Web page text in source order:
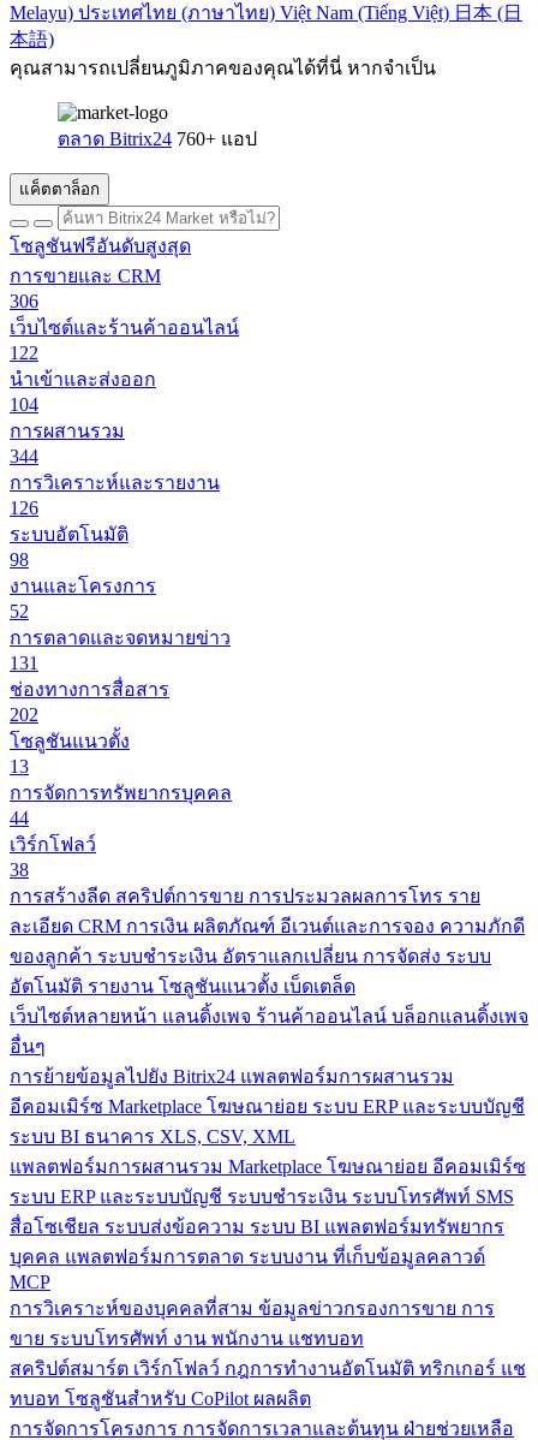
Melayu) ประเทศไทย (ภาษาไทย) Việt Nam (Tiếng Việt) 日本 (日
本語)
คุณสามารถเปลี่ยนภูมิภาคของคุณได้ที่นี่ หากจำเป็น
ตลาด Bitrix24 760+ แอป
แค็ตตาล็อก
โซลูชันฟรีอันดับสูงสุด
การขายและ CRM
306
เว็บไซต์และร้านค้าออนไลน์
122
นำเข้าและส่งออก
104
การผสานรวม
344
การวิเคราะห์และรายงาน
126
ระบบอัตโนมัติ
98
งานและโครงการ
52
การตลาดและจดหมายข่าว
131
ช่องทางการสื่อสาร
202
โซลูชันแนวตั้ง
13
การจัดการทรัพยากรบุคคล
44
เวิร์กโฟลว์
38
การสร้างลีด สคริปต์การขาย การประมวลผลการโทร ราย
ละเอียด CRM การเงิน ผลิตภัณฑ์ อีเวนต์และการจอง ความภักดี
ของลูกค้า ระบบชำระเงิน อัตราแลกเปลี่ยน การจัดส่ง ระบบ
อัตโนมัติ รายงาน โซลูชันแนวตั้ง เบ็ดเตล็ด
เว็บไซต์หลายหน้า แลนดิ้งเพจ ร้านค้าออนไลน์ บล็อกแลนดิ้งเพจ
อื่นๆ
การย้ายข้อมูลไปยัง Bitrix24 แพลตฟอร์มการผสานรวม
อีคอมเมิร์ซ Marketplace โฆษณาย่อย ระบบ ERP และระบบบัญชี
ระบบ BI ธนาคาร XLS, CSV, XML
แพลตฟอร์มการผสานรวม Marketplace โฆษณาย่อย อีคอมเมิร์ซ
ระบบ ERP และระบบบัญชี ระบบชำระเงิน ระบบโทรศัพท์ SMS
สื่อโซเชียล ระบบส่งข้อความ ระบบ BI แพลตฟอร์มทรัพยากร
บุคคล แพลตฟอร์มการตลาด ระบบงาน ที่เก็บข้อมูลคลาวด์
MCP
การวิเคราะห์ของบุคคลที่สาม ข้อมูลข่าวกรองการขาย การ
ขาย ระบบโทรศัพท์ งาน พนักงาน แชทบอท
สคริปต์สมาร์ต เวิร์กโฟลว์ กฎการทำงานอัตโนมัติ ทริกเกอร์ แช
ทบอท โซลูชันสำหรับ CoPilot ผลผลิต
การจัดการโครงการ การจัดการเวลาและต้นทุน ฝ่ายช่วยเหลือ